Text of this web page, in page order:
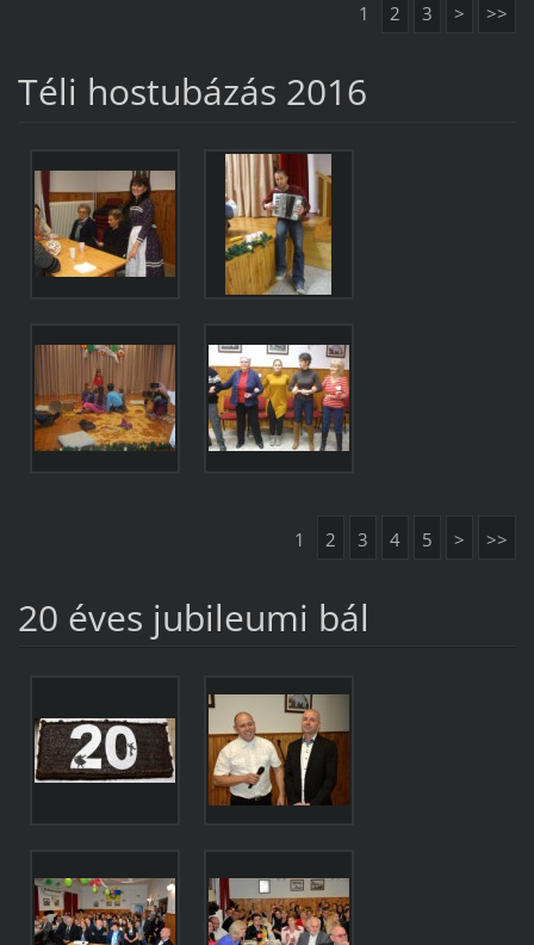
1 2 3 > >>
Téli hostubázás 2016
1 2 3 4 5 > >>
20 éves jubileumi bál